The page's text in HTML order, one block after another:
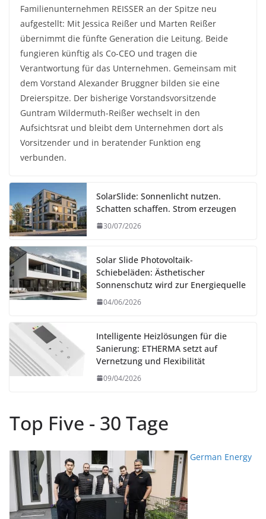
Familienunternehmen REISSER an der Spitze neu
aufgestellt: Mit Jessica Reißer und Marten Reißer
übernimmt die fünfte Generation die Leitung. Beide
fungieren künftig als Co-CEO und tragen die
Verantwortung für das Unternehmen. Gemeinsam mit
dem Vorstand Alexander Bruggner bilden sie eine
Dreierspitze. Der bisherige Vorstandsvorsitzende
Guntram Wildermuth-Reißer wechselt in den
Aufsichtsrat und bleibt dem Unternehmen dort als
Vorsitzender und in beratender Funktion eng
verbunden.
SolarSlide: Sonnenlicht nutzen.
Schatten schaffen. Strom erzeugen
30/07/2026
Solar Slide Photovoltaik-
Schiebeläden: Ästhetischer
Sonnenschutz wird zur Energiequelle
04/06/2026
Intelligente Heizlösungen für die
Sanierung: ETHERMA setzt auf
Vernetzung und Flexibilität
09/04/2026
Top Five - 30 Tage
German Energy